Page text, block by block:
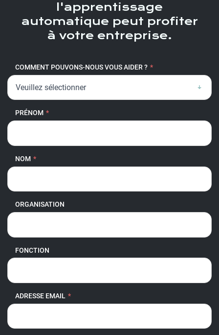
l'apprentissage
automatique peut profiter
à votre entreprise.
COMMENT POUVONS-NOUS VOUS AIDER ? *
PRÉNOM *
NOM *
ORGANISATION
FONCTION
ADRESSE EMAIL *